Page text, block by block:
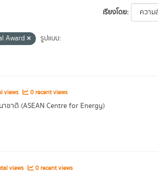
เรียงโดย
Award
รูปแบบ:
views 0 recent views
าชาติ (ASEAN Centre for Energy)
views 0 recent views